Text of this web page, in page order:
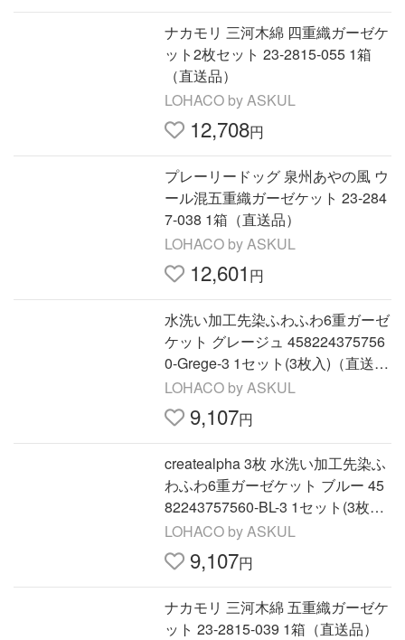
ナカモリ 三河木綿 四重織ガーゼケ
ット2枚セット 23-2815-055 1箱
（直送品）
LOHACO by ASKUL
12,708円
プレーリードッグ 泉州あやの風 ウ
ール混五重織ガーゼケット 23-284
7-038 1箱（直送品）
LOHACO by ASKUL
12,601 円
水洗い加工先染ふわふわ6重ガーゼ
ケット グレージュ 458224375756
0-Grege-3 1セット(3枚入)（直送
品）
LOHACO by ASKUL
9,107円
createalpha 3枚 水洗い加工先染ふ
わふわ6重ガーゼケット ブルー 45
82243757560-BL-3 1セット(3枚入)
（直送品）
LOHACO by ASKUL
9,107円
ナカモリ 三河木綿 五重織ガーゼケ
ット 23-2815-039 1箱（直送品）